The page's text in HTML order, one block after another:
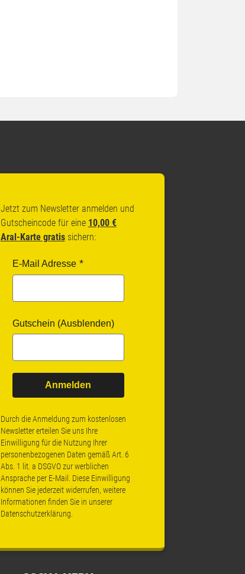
Jetzt zum Newsletter anmelden und
Gutscheincode für eine 10,00 €
Aral-Karte gratissichern:
E-Mail Adresse
Gutschein (Ausblenden)
Anmelden
Durch die Anmeldung zum kostenlosen
Newsletter erteilen Sie uns Ihre
Einwilligung für die Nutzung Ihrer
personenbezogenen Daten gemäß Art. 6
Abs. 1 lit. a DSGVO zur werblichen
Ansprache per E-Mail. Diese Einwilligung
können Sie jederzeit widerrufen, weitere
Informationen finden Sie in unserer
Datenschutzerklärung.